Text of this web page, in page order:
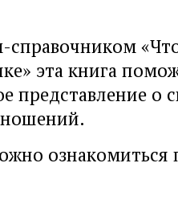
справочником
эта книга
представление о
ознакомиться